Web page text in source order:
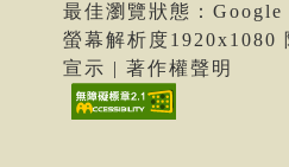
最佳瀏覽狀態：
螢幕解析度1920x1080
宣示 | 著作權聲明